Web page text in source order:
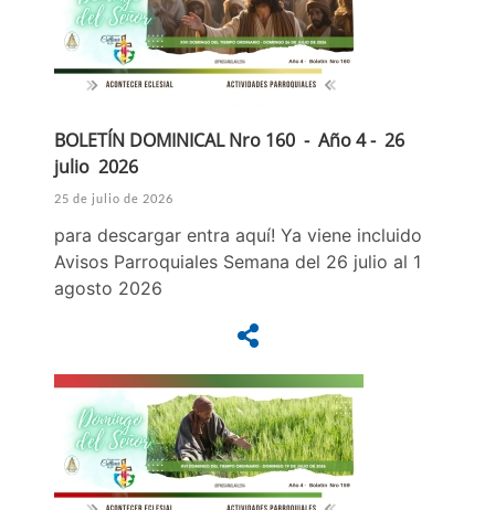
BOLETÍN DOMINICAL Nro 160 - Año 4 - 26
julio 2026
25 de julio de 2026
para descargar entra aquí! Ya viene incluido
Avisos Parroquiales Semana del 26 julio al 1
agosto 2026